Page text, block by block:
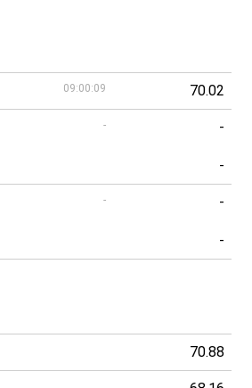
09:00:09 70.02
- -
-
- -
-
70.88